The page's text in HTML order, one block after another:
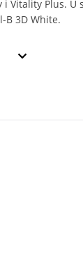
i Vitality Plus. U
B 3D White.